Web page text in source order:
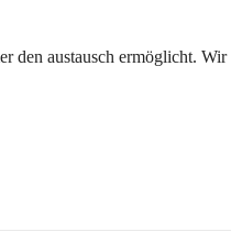
den austausch ermöglicht. Wir